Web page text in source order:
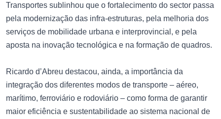
Transportes sublinhou que o fortalecimento do sector passa
pela modernização das infra-estruturas, pela melhoria dos
serviços de mobilidade urbana e interprovincial, e pela
aposta na inovação tecnológica e na formação de quadros.
Ricardo d’Abreu destacou, ainda, a importância da
integração dos diferentes modos de transporte – aéreo,
marítimo, ferroviário e rodoviário – como forma de garantir
maior eficiência e sustentabilidade ao sistema nacional de